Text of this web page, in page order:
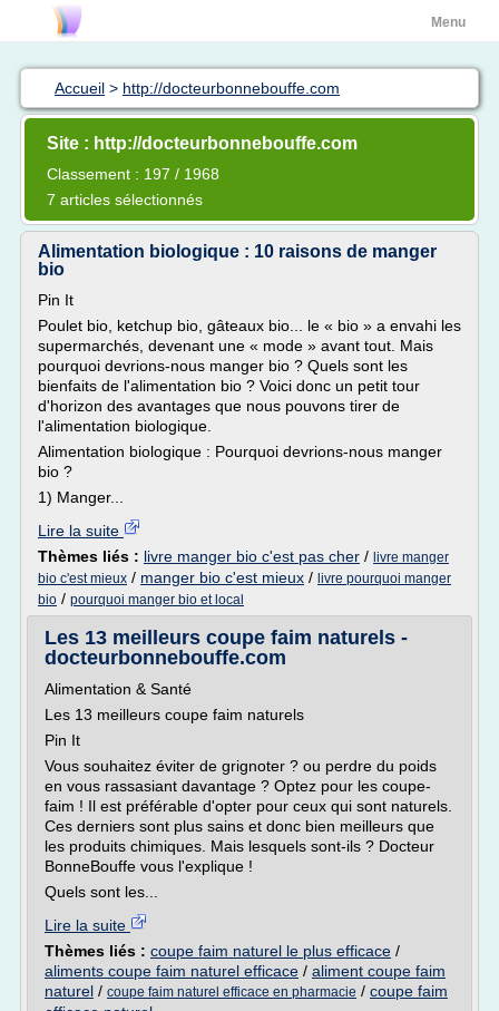
Menu
Accueil > http://docteurbonnebouffe.com
Site : http://docteurbonnebouffe.com
Classement : 197 / 1968
7 articles sélectionnés
Alimentation biologique : 10 raisons de manger
bio
Pin It
Poulet bio, ketchup bio, gâteaux bio... le « bio » a envahi les
supermarchés, devenant une « mode » avant tout. Mais
pourquoi devrions-nous manger bio ? Quels sont les
bienfaits de l'alimentation bio ? Voici donc un petit tour
d'horizon des avantages que nous pouvons tirer de
l'alimentation biologique.
Alimentation biologique : Pourquoi devrions-nous manger
bio ?
1) Manger...
Lire la suite
Thèmes liés : livre manger bio c'est pas cher / livre manger
bio c'est mieux / manger bio c'est mieux / livre pourquoi manger
bio / pourquoi manger bio et local
Les 13 meilleurs coupe faim naturels -
docteurbonnebouffe.com
Alimentation & Santé
Les 13 meilleurs coupe faim naturels
Pin It
Vous souhaitez éviter de grignoter ? ou perdre du poids
en vous rassasiant davantage ? Optez pour les coupe-
faim ! Il est préférable d'opter pour ceux qui sont naturels.
Ces derniers sont plus sains et donc bien meilleurs que
les produits chimiques. Mais lesquels sont-ils ? Docteur
BonneBouffe vous l'explique !
Quels sont les...
Lire la suite
Thèmes liés : coupe faim naturel le plus efficace /
aliments coupe faim naturel efficace / aliment coupe faim
naturel / coupe faim naturel efficace en pharmacie / coupe faim